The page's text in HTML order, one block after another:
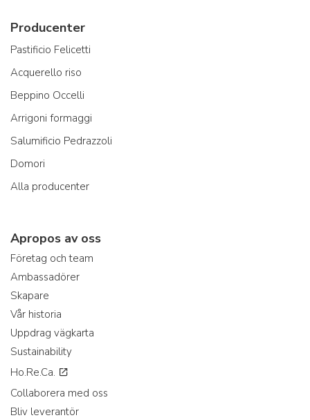
Producenter
Pastificio Felicetti
Acquerello riso
Beppino Occelli
Arrigoni formaggi
Salumificio Pedrazzoli
Domori
Alla producenter
Apropos av oss
Företag och team
Ambassadörer
Skapare
Vår historia
Uppdrag vägkarta
Sustainability
Ho.Re.Ca.
Collaborera med oss
Bliv leverantör